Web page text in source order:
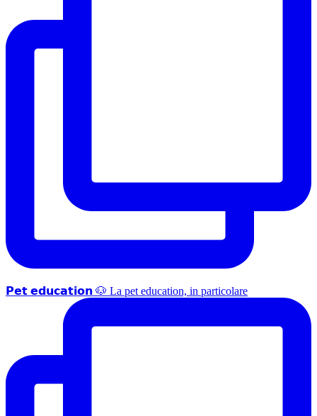
𝗣𝗲𝘁 𝗲𝗱𝘂𝗰𝗮𝘁𝗶𝗼𝗻 🐶 La pet education, in particolare